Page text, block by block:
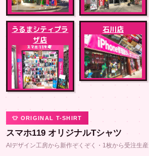
うるまシティプラ
ザ店
石川店
👕 ORIGINAL T-SHIRT
スマホ119 オリジナルTシャツ
AIデザイン工房から新作ぞくぞく・1枚から受注生産